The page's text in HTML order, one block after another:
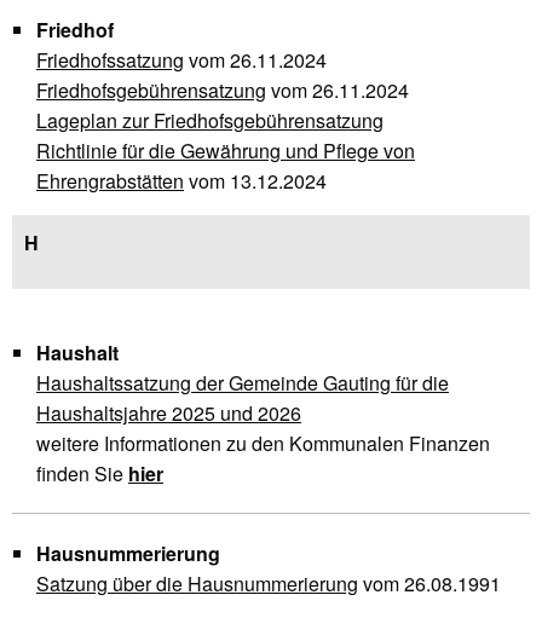
Friedhof
Friedhofssatzung vom 26.11.2024
Friedhofsgebührensatzung vom 26.11.2024
Lageplan zur Friedhofsgebührensatzung
Richtlinie für die Gewährung und Pflege von
Ehrengrabstätten vom 13.12.2024
H
Haushalt
Haushaltssatzung der Gemeinde Gauting für die
Haushaltsjahre 2025 und 2026
weitere Informationen zu den Kommunalen Finanzen
finden Sie hier
Hausnummerierung
Satzung über die Hausnummerierung vom 26.08.1991